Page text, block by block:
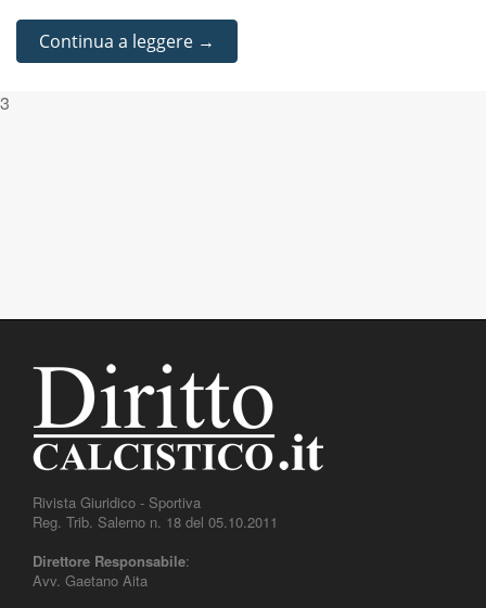
Continua a leggere →
3
Rivista Giuridico - Sportiva
Reg. Trib. Salerno n. 18 del 05.10.2011
Direttore Responsabile:
Avv. Gaetano Aita